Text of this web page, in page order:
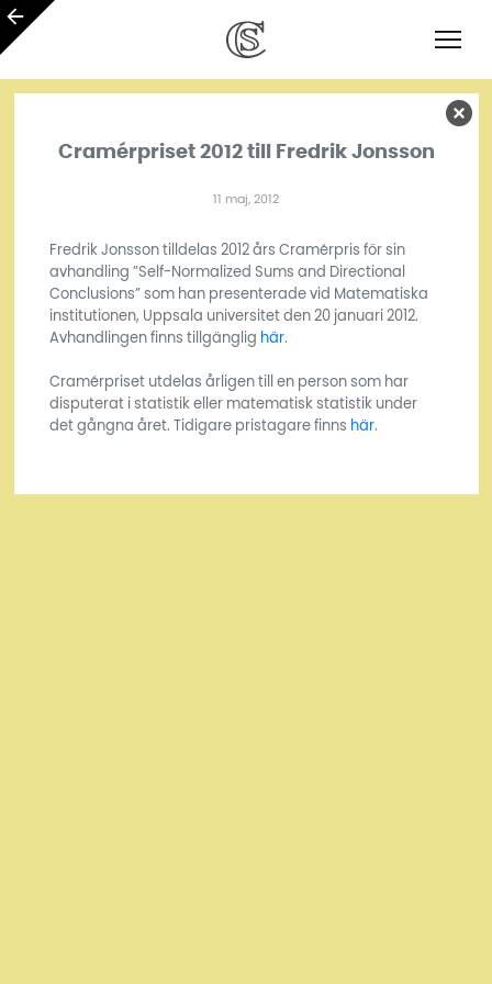
Cramérpriset 2012 till Fredrik Jonsson
11 maj, 2012
Fredrik Jonsson tilldelas 2012 års Cramérpris för sin
avhandling ”Self-Normalized Sums and Directional
Conclusions” som han presenterade vid Matematiska
institutionen, Uppsala universitet den 20 januari 2012.
Avhandlingen finns tillgänglig här.
Cramérpriset utdelas årligen till en person som har
disputerat i statistik eller matematisk statistik under
det gångna året. Tidigare pristagare finns här.